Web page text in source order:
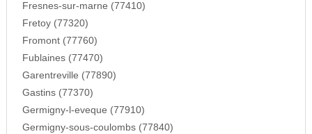
Fresnes-sur-marne (77410)
Fretoy (77320)
Fromont (77760)
Fublaines (77470)
Garentreville (77890)
Gastins (77370)
Germigny-l-eveque (77910)
Germigny-sous-coulombs (77840)